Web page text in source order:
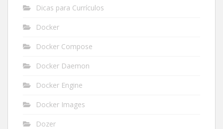
Dicas para Currículos
Docker
Docker Compose
Docker Daemon
Docker Engine
Docker Images
Dozer